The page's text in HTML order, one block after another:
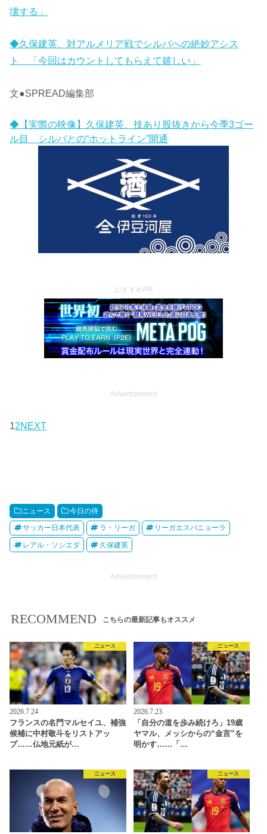
壊する」
◆久保建英、対アルメリア戦でシルバへの絶妙アシス
ト 「今回はカウントしてもらえて嬉しい」
文●SPREAD編集部
◆【実際の映像】久保建英、技あり股抜きから今季3ゴー
ル目 シルバとの“ホットライン”開通
おすすめPR
Advertisement
12NEXT
ニュース 今日の侍
サッカー日本代表 ラ・リーガ リーガエスパニョーラ
レアル・ソシエダ 久保建英
Advertisement
RECOMMEND こちらの最新記事もオススメ
ニュース
2026.7.24
フランスの名門マルセイユ、補強
候補に中村敬斗をリストアッ
プ……仏地元紙が…
ニュース
2026.7.23
「自分の道を歩み続けろ」19歳
ヤマル、メッシからの“金言”を
明かす……「…
ニュース ニュース